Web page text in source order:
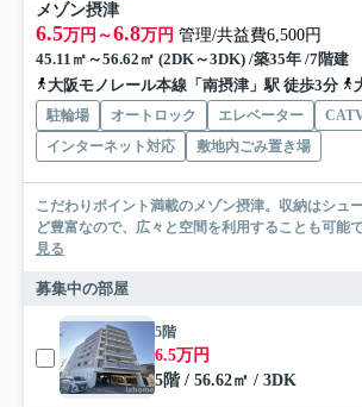
メゾン摂津
6.5万円～6.8万円 管理/共益費6,500円
45.11㎡～56.62㎡ (2DK～3DK) /築35年 /7階建
大阪モノレール本線「南摂津」駅 徒歩3分
駐輪場 オートロック エレベーター
インターネット対応
敷地内ごみ置き場
こだわりポイント満載のメゾン摂津。収納はシュ
ど豊富なので、広々と空間を利用することも可能
見る
募集中の部屋
5階
6.5万円
5階 / 56.62㎡ / 3DK